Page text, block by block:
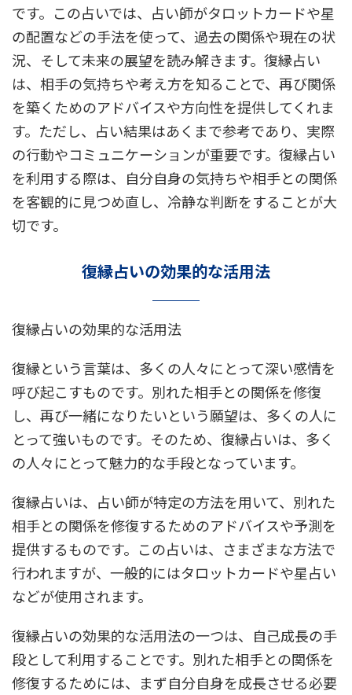
です。この占いでは、占い師がタロットカードや星
の配置などの手法を使って、過去の関係や現在の状
況、そして未来の展望を読み解きます。復縁占い
は、相手の気持ちや考え方を知ることで、再び関係
を築くためのアドバイスや方向性を提供してくれま
す。ただし、占い結果はあくまで参考であり、実際
の行動やコミュニケーションが重要です。復縁占い
を利用する際は、自分自身の気持ちや相手との関係
を客観的に見つめ直し、冷静な判断をすることが大
切です。
復縁占いの効果的な活用法
復縁占いの効果的な活用法
復縁という言葉は、多くの人々にとって深い感情を
呼び起こすものです。別れた相手との関係を修復
し、再び一緒になりたいという願望は、多くの人に
とって強いものです。そのため、復縁占いは、多く
の人々にとって魅力的な手段となっています。
復縁占いは、占い師が特定の方法を用いて、別れた
相手との関係を修復するためのアドバイスや予測を
提供するものです。この占いは、さまざまな方法で
行われますが、一般的にはタロットカードや星占い
などが使用されます。
復縁占いの効果的な活用法の一つは、自己成長の手
段として利用することです。別れた相手との関係を
修復するためには、まず自分自身を成長させる必要